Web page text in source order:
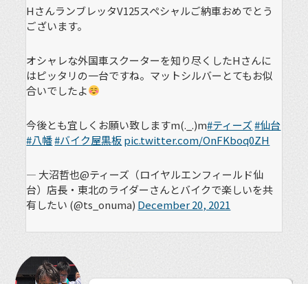
HさんランブレッタV125スペシャルご納車おめでとう
ございます。
オシャレな外国車スクーターを知り尽くしたHさんに
はピッタリの一台ですね。マットシルバーとてもお似
合いでしたよ
今後とも宜しくお願い致しますm(._.)m#ティーズ#仙台
#八幡#バイク屋黒板pic.twitter.com/OnFKboq0ZH
— 大沼哲也@ティーズ（ロイヤルエンフィールド仙
台）店長・東北のライダーさんとバイクで楽しいを共
有したい (@ts_onuma) December 20, 2021